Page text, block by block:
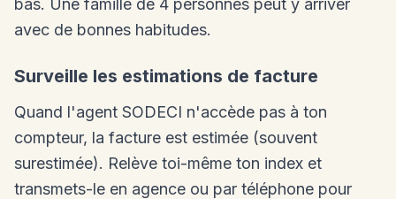
bas. Une famille de 4 personnes peut y arriver
avec de bonnes habitudes.
Surveille les estimations de facture
Quand l'agent SODECI n'accède pas à ton
compteur, la facture est estimée (souvent
surestimée). Relève toi-même ton index et
transmets-le en agence ou par téléphone pour